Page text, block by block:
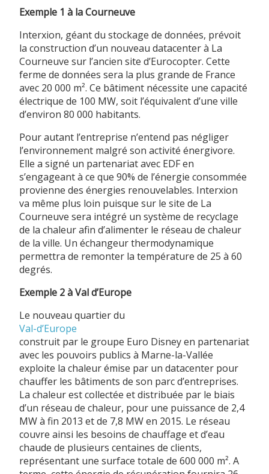
Exemple 1 à la Courneuve
Interxion, géant du stockage de données, prévoit
la construction d’un nouveau datacenter à La
Courneuve sur l’ancien site d’Eurocopter. Cette
ferme de données sera la plus grande de France
avec 20 000 m². Ce bâtiment nécessite une capacité
électrique de 100 MW, soit l’équivalent d’une ville
d’environ 80 000 habitants.
Pour autant l’entreprise n’entend pas négliger
l’environnement malgré son activité énergivore.
Elle a signé un partenariat avec EDF en
s’engageant à ce que 90% de l’énergie consommée
provienne des énergies renouvelables. Interxion
va même plus loin puisque sur le site de La
Courneuve sera intégré un système de recyclage
de la chaleur afin d’alimenter le réseau de chaleur
de la ville. Un échangeur thermodynamique
permettra de remonter la température de 25 à 60
degrés.
Exemple 2 à Val d’Europe
Le nouveau quartier du
Val-d’Europe
construit par le groupe Euro Disney en partenariat
avec les pouvoirs publics à Marne-la-Vallée
exploite la chaleur émise par un datacenter pour
chauffer les bâtiments de son parc d’entreprises.
La chaleur est collectée et distribuée par le biais
d’un réseau de chaleur, pour une puissance de 2,4
MW à fin 2013 et de 7,8 MW en 2015. Le réseau
couvre ainsi les besoins de chauffage et d’eau
chaude de plusieurs centaines de clients,
représentant une surface totale de 600 000 m². A